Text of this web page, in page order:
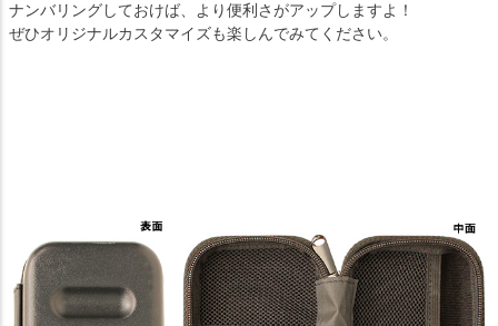
ナンバリングしておけば、より便利さがアップしますよ！
ぜひオリジナルカスタマイズも楽しんでみてください。